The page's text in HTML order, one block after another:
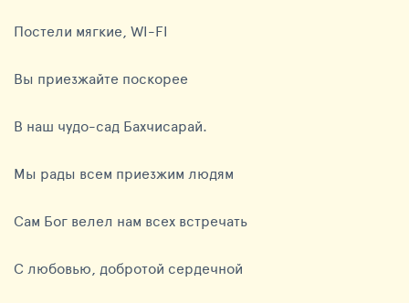
Постели мягкие, WI-FI
Вы приезжайте поскорее
В наш чудо-сад Бахчисарай.
Мы рады всем приезжим людям
Сам Бог велел нам всех встречать
С любовью, добротой сердечной